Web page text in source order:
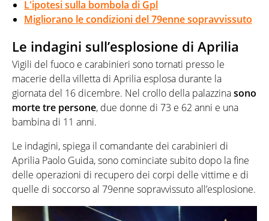
L'ipotesi sulla bombola di Gpl
Migliorano le condizioni del 79enne sopravvissuto
Le indagini sull’esplosione di Aprilia
Vigili del fuoco e carabinieri sono tornati presso le
macerie della villetta di Aprilia esplosa durante la
giornata del 16 dicembre. Nel crollo della palazzinasono
morte tre persone, due donne di 73 e 62 anni e una
bambina di 11 anni.
Le indagini, spiega il comandante dei carabinieri di
Aprilia Paolo Guida, sono cominciate subito dopo la fine
delle operazioni di recupero dei corpi delle vittime e di
quelle di soccorso al 79enne sopravvissuto all’esplosione.